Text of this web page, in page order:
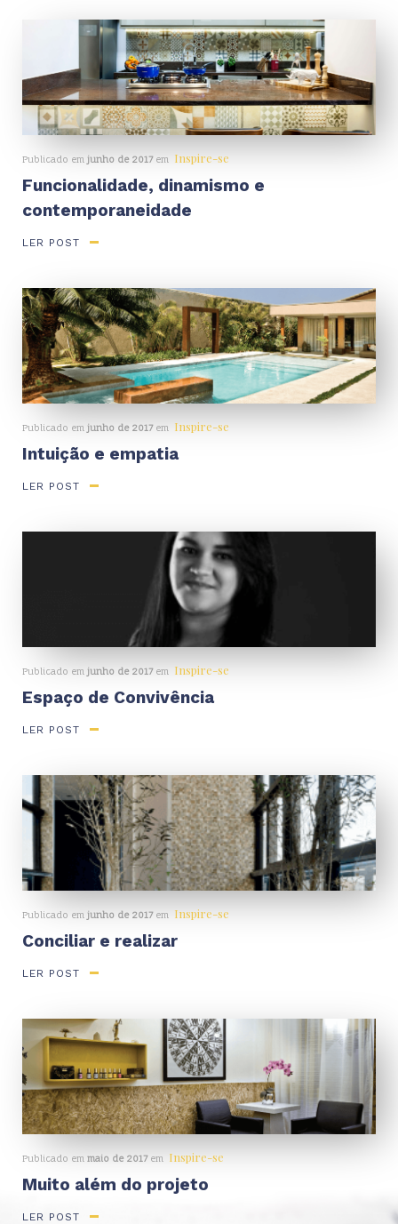
Publicado em junho de 2017em Inspire-se
Funcionalidade, dinamismo e
contemporaneidade
LER POST
Publicado em junho de 2017em Inspire-se
Intuição e empatia
LER POST
Publicado em junho de 2017em Inspire-se
Espaço de Convivência
LER POST
Publicado em junho de 2017em Inspire-se
Conciliar e realizar
LER POST
Publicado em maio de 2017em Inspire-se
Muito além do projeto
LER POST